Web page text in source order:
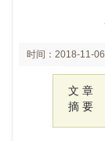
时间：2018-11-06
文 章
摘 要